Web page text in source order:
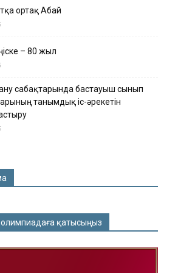
ортақ Абай
– 80 жыл
сабақтарында бастауыш сынып
танымдық іс-әрекетін
қатысыңыз